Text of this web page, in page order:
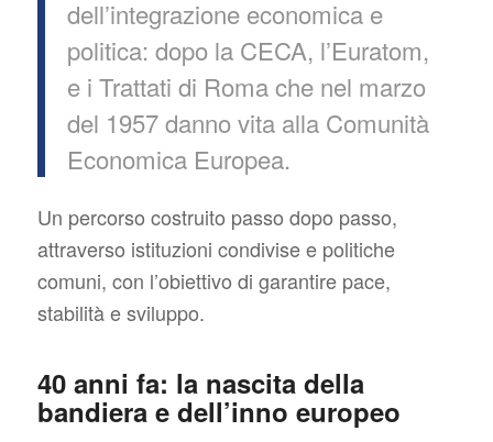
dell’integrazione economica e
politica: dopo la CECA, l’Euratom,
e i Trattati di Roma che nel marzo
del 1957 danno vita alla Comunità
Economica Europea.
Un percorso costruito passo dopo passo,
attraverso istituzioni condivise e politiche
comuni, con l’obiettivo di garantire pace,
stabilità e sviluppo.
40 anni fa: la nascita della
bandiera e dell’inno europeo